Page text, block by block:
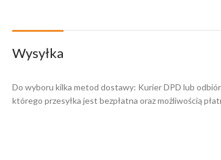
Wysyłka
Do wyboru kilka metod dostawy: Kurier DPD lub
którego przesyłka jest bezpłatna oraz możliwością